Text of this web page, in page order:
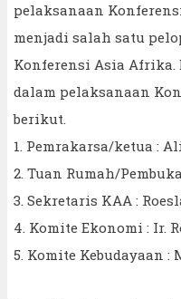
pelaksanaan
menjadi salah satu
Konferensi Asia Afrika.
dalam pelaksanaan
berikut.
1. Pemrakarsa/ketua :
2. Tuan Rumah/
3. Sekretaris KAA :
4. Komite Ekonomi : Ir.
5. Komite Kebudayaan :